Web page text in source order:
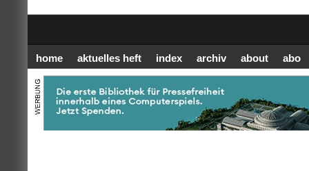
home aktuelles heft index archiv about abo